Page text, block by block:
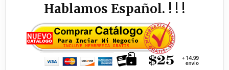
Hablamos Español. ! ! !